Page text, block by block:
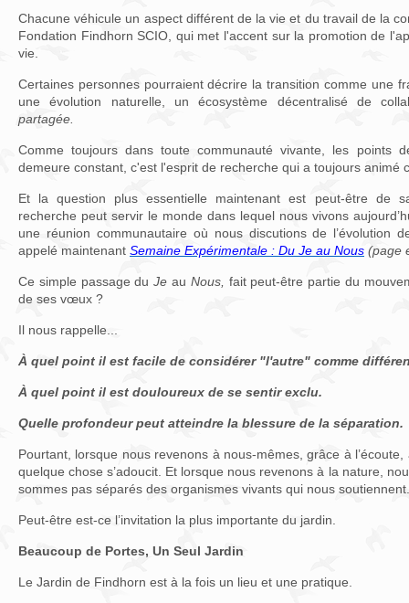
Chacune véhicule un aspect différent de la vie et du travail de la
Fondation Findhorn SCIO, qui met l'accent sur la promotion de
vie.
Certaines personnes pourraient décrire la transition comme une
une évolution naturelle, un écosystème décentralisé de
partagée.
Comme toujours dans toute communauté vivante, les points
demeure constant, c'est l'esprit de recherche qui a toujours animé
Et la question plus essentielle maintenant est peut-être de
recherche peut servir le monde dans lequel nous vivons
une réunion communautaire où nous discutions de l’évolution
appelé maintenant Semaine Expérimentale : Du Je au Nous (page
Ce simple passage duJe au Nous, fait peut-être partie du
de ses vœux ?
Il nous rappelle...
À quel point il est facile de considérer "l'autre" comme
À quel point il est douloureux de se sentir exclu.
Quelle profondeur peut atteindre la blessure de la séparation.
Pourtant, lorsque nous revenons à nous-mêmes, grâce à
quelque chose s’adoucit. Et lorsque nous revenons à la nature,
sommes pas séparés des organismes vivants qui nous soutiennent.
Peut-être est-ce l’invitation la plus importante du jardin.
Beaucoup de Portes, Un Seul Jardin
Le Jardin de Findhorn est à la fois un lieu et une pratique.